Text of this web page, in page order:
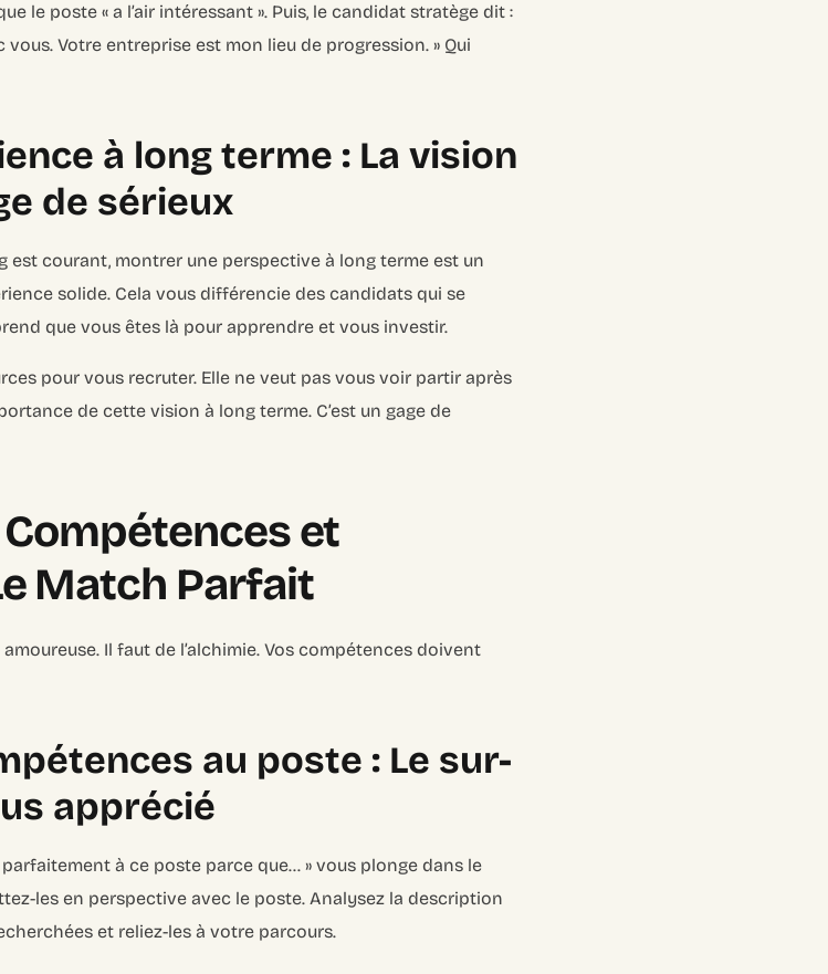
le poste « a l’air intéressant ». Puis, le candidat stratège dit :
Votre entreprise est mon lieu de progression. » Qui
à long terme : La vision
de sérieux
est courant, montrer une perspective à long terme est un
solide. Cela vous différencie des candidats qui se
que vous êtes là pour apprendre et vous investir.
pour vous recruter. Elle ne veut pas vous voir partir après
de cette vision à long terme. C’est un gage de
et
Match Parfait
Il faut de l’alchimie. Vos compétences doivent
au poste : Le sur-
apprécié
à ce poste parce que… » vous plonge dans le
les en perspective avec le poste. Analysez la description
et reliez-les à votre parcours.